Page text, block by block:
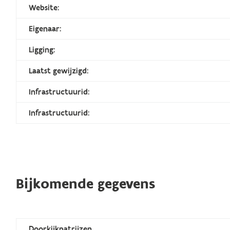
Website:
Eigenaar:
Ligging:
Laatst gewijzigd:
Infrastructuurid:
Infrastructuurid:
Bijkomende gegevens